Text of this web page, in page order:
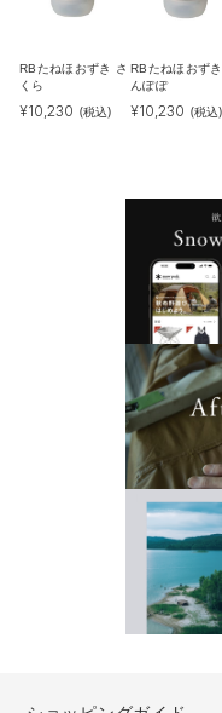
RBたねほおずき さ
くら
¥10,230 (税込)
RBたねほおず
んぽぽ
¥10,230 (税込)